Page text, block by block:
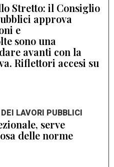
Stretto: il Consiglio
approva
e
sono una
avanti con la
Riflettori accesi su
LAVORI PUBBLICI
serve
delle norme